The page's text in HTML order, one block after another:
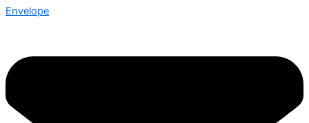
Envelope